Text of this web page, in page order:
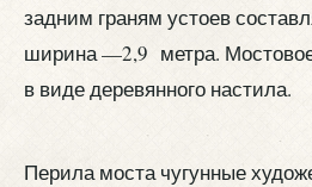
задним граням устоев
ширина —2,9 метра.
в виде деревянного настила.
Перила моста чугунные